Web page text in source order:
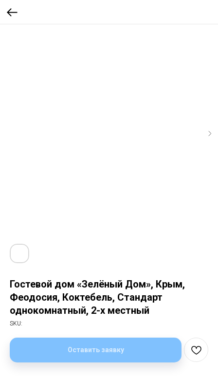
Гостевой дом «Зелёный Дом», Крым,
Феодосия, Коктебель, Стандарт
однокомнатный, 2-х местный
SKU:
Оставить заявку